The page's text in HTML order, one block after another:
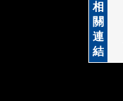
相
關
連
結